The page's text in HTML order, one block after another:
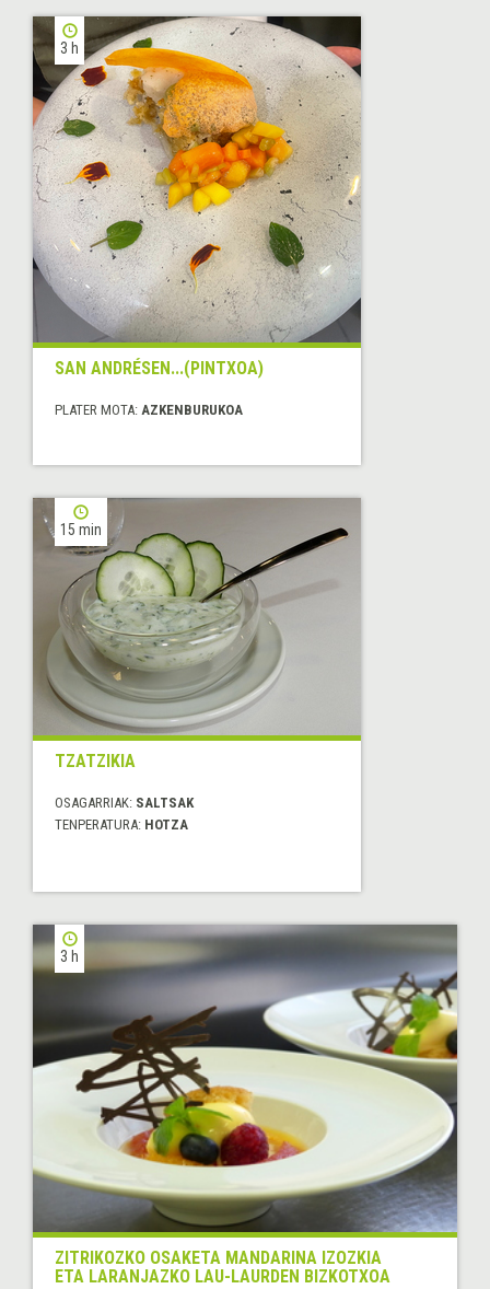
3 h
SAN ANDRÉSEN...(PINTXOA)
PLATER MOTA: AZKENBURUKOA
15 min
TZATZIKIA
OSAGARRIAK: SALTSAK
TENPERATURA: HOTZA
3 h
ZITRIKOZKO OSAKETA MANDARINA IZOZKIA
ETA LARANJAZKO LAU-LAURDEN BIZKOTXOA